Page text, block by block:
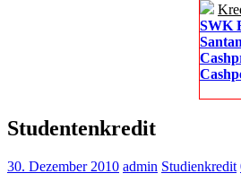
SWK
Studentenkredit
30. Dezember 2010 admin Studienkredit